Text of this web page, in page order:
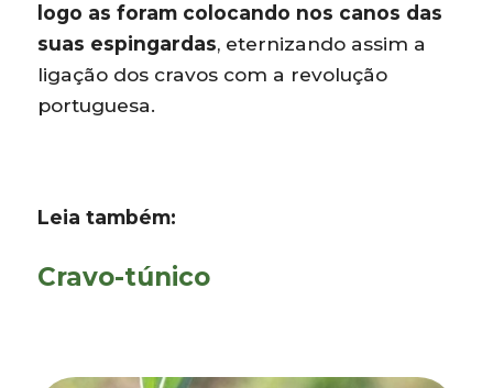
logo as foram colocando nos canos das
suas espingardas, eternizando assim a
ligação dos cravos com a revolução
portuguesa.
Leia também:
Cravo-túnico